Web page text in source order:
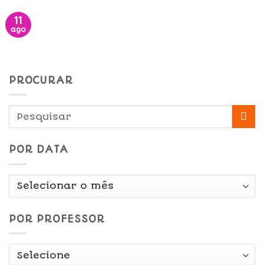
11
ago
PROCURAR
POR DATA
Por
POR PROFESSOR